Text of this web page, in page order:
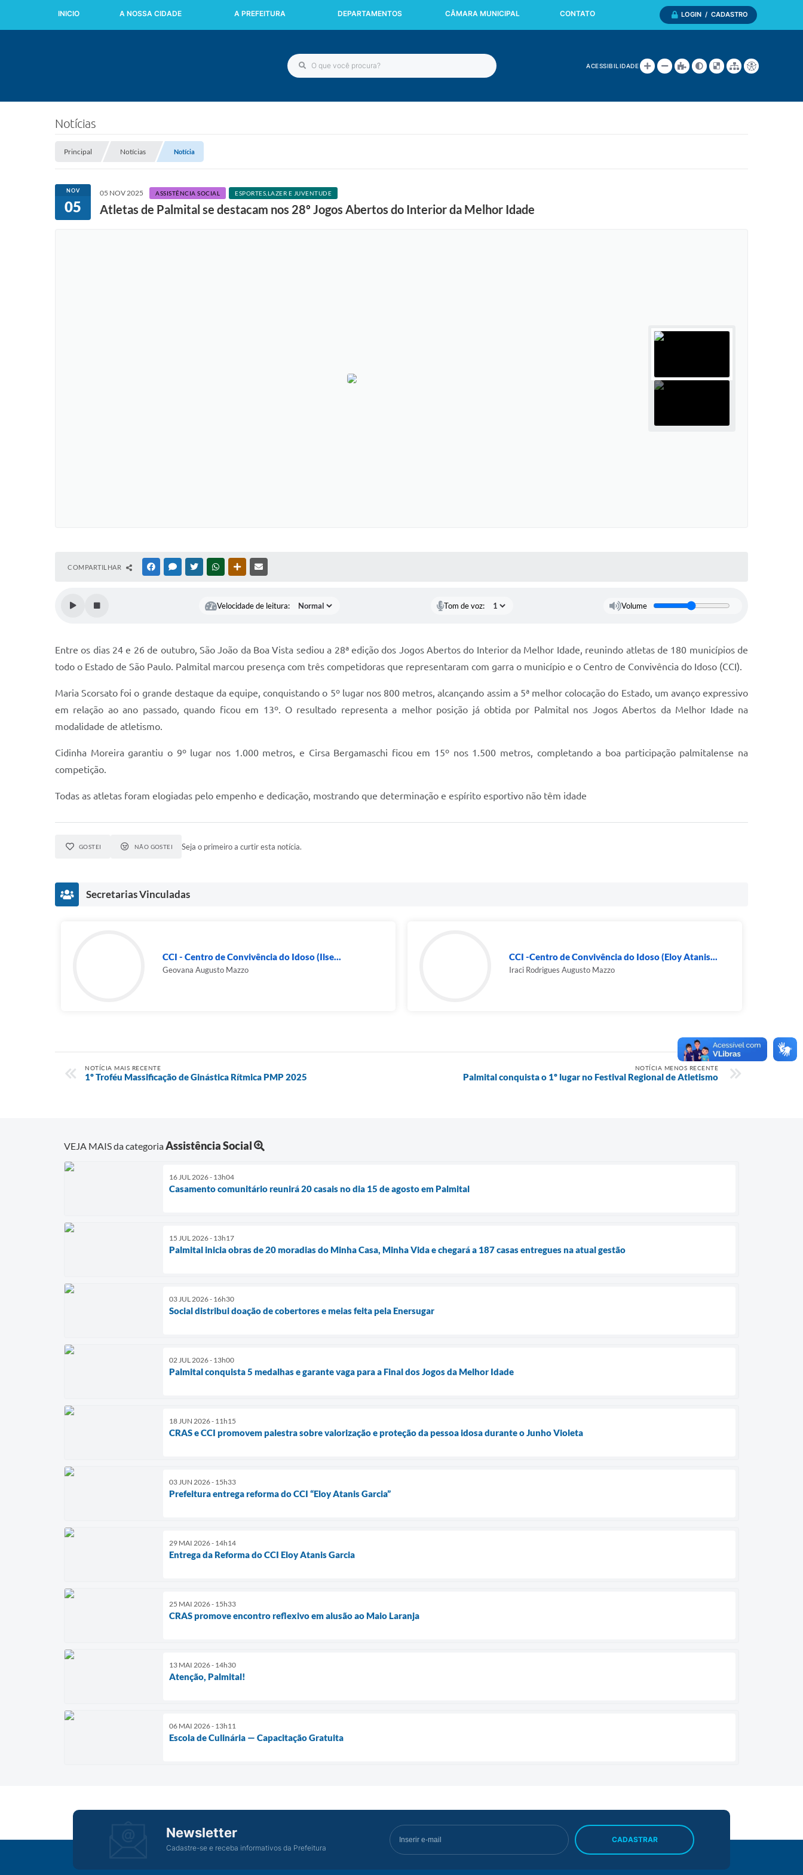
LOGIN / CADASTRO
ACESSIBILIDADE
INICIO A NOSSA CIDADE A PREFEITURA DEPARTAMENTOS CÂMARA MUNICIPAL CONTATO
Notícias
Principal Notícias Notícia
NOV
05
05 NOV 2025 ASSISTÊNCIA SOCIAL ESPORTES,LAZER E JUVENTUDE
Atletas de Palmital se destacam nos 28º Jogos Abertos do Interior da Melhor Idade
COMPARTILHAR FACEBOOKMESSENGER
TWITTERWHATSAPPOUTRAS MÍDIAS
Velocidade de leitura: Tom de voz: Volume
Entre os dias 24 e 26 de outubro, São João da Boa Vista sediou a 28ª edição dos Jogos Abertos do Interior da Melhor Idade, reunindo atletas de 180 municípios de
todo o Estado de São Paulo. Palmital marcou presença com três competidoras que representaram com garra o município e o Centro de Convivência do Idoso (CCI).
Maria Scorsato foi o grande destaque da equipe, conquistando o 5º lugar nos 800 metros, alcançando assim a 5ª melhor colocação do Estado, um avanço expressivo
em relação ao ano passado, quando ficou em 13º. O resultado representa a melhor posição já obtida por Palmital nos Jogos Abertos da Melhor Idade na
modalidade de atletismo.
Cidinha Moreira garantiu o 9º lugar nos 1.000 metros, e Cirsa Bergamaschi ficou em 15º nos 1.500 metros, completando a boa participação palmitalense na
competição.
Todas as atletas foram elogiadas pelo empenho e dedicação, mostrando que determinação e espírito esportivo não têm idade
GOSTEI NÃO GOSTEI Seja o primeiro a curtir esta notícia.
Secretarias Vinculadas
CCI - Centro de Convivência do Idoso (Ilse...
Geovana Augusto Mazzo
CCI -Centro de Convivência do Idoso (Eloy Atanis...
Iraci Rodrigues Augusto Mazzo
NOTÍCIA MAIS RECENTE
1º Troféu Massificação de Ginástica Rítmica PMP 2025
NOTÍCIA MENOS RECENTE
Palmital conquista o 1º lugar no Festival Regional de Atletismo
VEJA MAIS da categoriaAssistência Social
16 JUL 2026 - 13h04
Casamento comunitário reunirá 20 casais no dia 15 de agosto em Palmital
15 JUL 2026 - 13h17
Palmital inicia obras de 20 moradias do Minha Casa, Minha Vida e chegará a 187 casas entregues na atual gestão
03 JUL 2026 - 16h30
Social distribui doação de cobertores e meias feita pela Enersugar
02 JUL 2026 - 13h00
Palmital conquista 5 medalhas e garante vaga para a Final dos Jogos da Melhor Idade
18 JUN 2026 - 11h15
CRAS e CCI promovem palestra sobre valorização e proteção da pessoa idosa durante o Junho Violeta
03 JUN 2026 - 15h33
Prefeitura entrega reforma do CCI “Eloy Atanis Garcia”
29 MAI 2026 - 14h14
Entrega da Reforma do CCI Eloy Atanis Garcia
25 MAI 2026 - 15h33
CRAS promove encontro reflexivo em alusão ao Maio Laranja
13 MAI 2026 - 14h30
Atenção, Palmital!
06 MAI 2026 - 13h11
Escola de Culinária — Capacitação Gratuita
Newsletter
Cadastre-se e receba informativos da Prefeitura
CADASTRAR